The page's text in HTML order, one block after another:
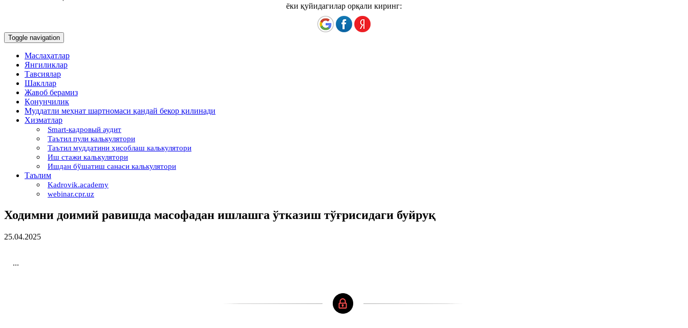
ёки қуйидагилар орқали киринг:
Toggle navigation
Маслаҳатлар
Янгиликлар
Тавсиялар
Шакллар
Жавоб берамиз
Қонунчилик
Муддатли меҳнат шартномаси қандай бекор қилинади
Хизматлар
Smart-кадровый аудит
Таътил пули калькулятори
Таътил муддатини ҳисоблаш калькулятори
Иш стажи калькулятори
Ишдан бўшатиш санаси калькулятори
Таълим
Kadrovik.academy
webinar.cpr.uz
Ходимни доимий равишда масофадан ишлашга ўтказиш тўғрисидаги буйруқ
25.04.2025
...